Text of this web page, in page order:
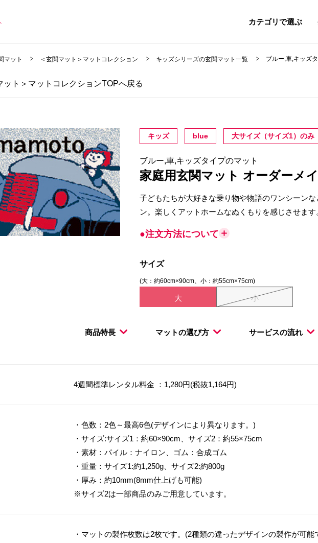
カテゴリで選ぶ
マット ＜玄関マット＞マットコレクション キッズシリーズの玄関マット一覧 ブルー,車,キッズ
ット＞マットコレクションTOPへ戻る
キッズ blue 大サイズ（サイズ1）のみ
ブルー,車,キッズタイプのマット
家庭用玄関マット オーダーメ
子どもたちが大好きな乗り物や物語のワンシーン
ン。楽しくアットホームなぬくもりを感じさせます
●注文方法について
サイズ
(大：約60cm×90cm、小：約55cm×75cm)
大 小
商品特長 マットの選び方 サービスの流れ
4週間標準レンタル料金 ：1,280円(税抜1,164円)
・色数：2色～最高6色(デザインにより異なります。)
・サイズ:サイズ1：約60×90cm、サイズ2：約55×75cm
・素材：パイル：ナイロン、ゴム：合成ゴム
・重量：サイズ1:約1,250g、サイズ2:約800g
・厚み：約10mm(8mm仕上げも可能)
※サイズ2は一部商品のみご用意しています。
・マットの製作枚数は2枚です。(2種類の違ったデザインの製作が可能